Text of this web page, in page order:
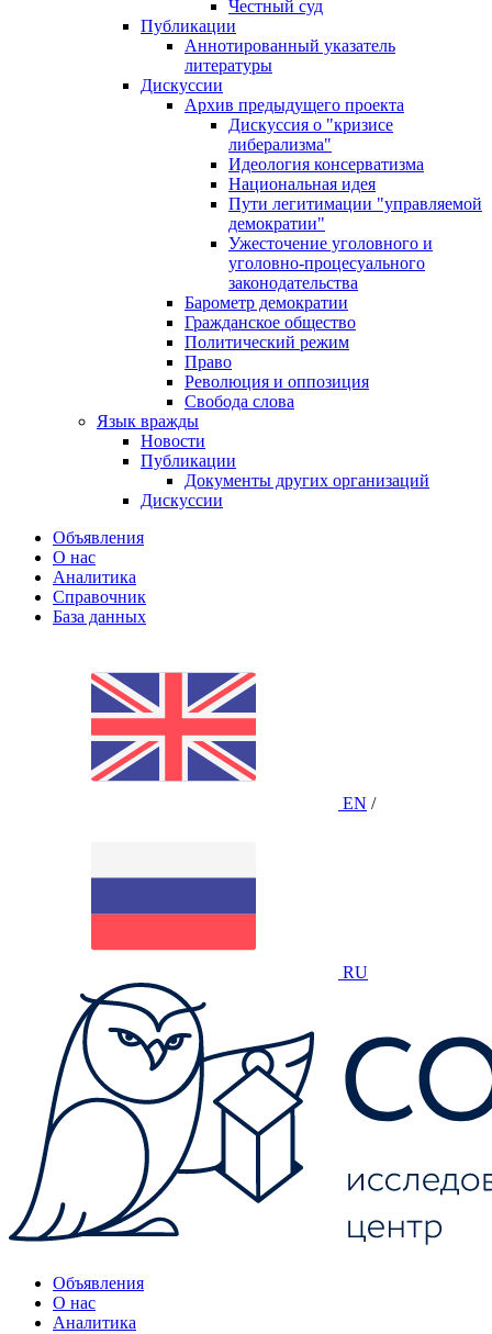
Честный суд
Публикации
Аннотированный указатель
литературы
Дискуссии
Архив предыдущего проекта
Дискуссия о "кризисе
либерализма"
Идеология консерватизма
Национальная идея
Пути легитимации "управляемой
демократии"
Ужесточение уголовного и
уголовно-процесуального
законодательства
Барометр демократии
Гражданское общество
Политический режим
Право
Революция и оппозиция
Свобода слова
Язык вражды
Новости
Публикации
Документы других организаций
Дискуссии
Объявления
О нас
Аналитика
Справочник
База данных
EN /
RU
Объявления
О нас
Аналитика